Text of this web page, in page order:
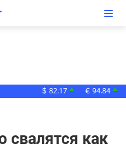
$ 82.17 ▲ € 94.84 ▲
свалятся как